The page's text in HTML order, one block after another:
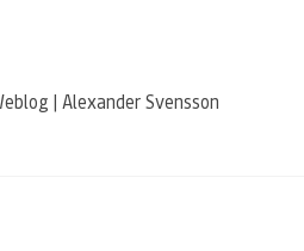
| Alexander Svensson